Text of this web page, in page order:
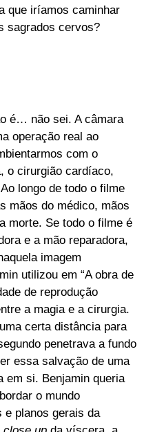
que iríamos caminhar
sagrados cervos?
é… não sei. A câmara
operação real ao
com o
o cirurgião cardíaco,
longo de todo o filme
mãos do médico, mãos
morte. Se todo o filme é
e a mão reparadora,
imagem
utilizou em “A obra de
de reprodução
a magia e a cirurgia.
certa distância para
penetrava a fundo
essa salvação de uma
em si. Benjamin queria
o mundo
e planos gerais da